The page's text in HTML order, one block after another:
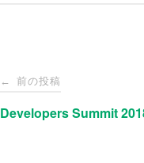
投
稿
← 前の投稿
Developers Summit